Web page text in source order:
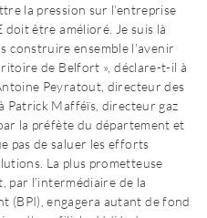
la pression sur l’entreprise
doit être amélioré. Je suis là
construire ensemble l'avenir
de Belfort », déclare-t-il à
Peyratout, directeur des
Patrick Mafféïs, directeur gaz
la préfète du département et
pas de saluer les efforts
La plus prometteuse
par l’intermédiaire de la
(BPI), engagera autant de fond